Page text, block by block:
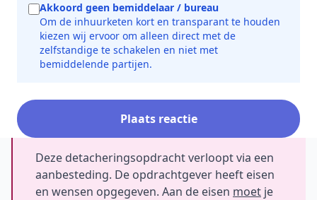
Akkoord geen bemiddelaar / bureau
Om de inhuurketen kort en transparant te houden
kiezen wij ervoor om alleen direct met de
zelfstandige te schakelen en niet met
bemiddelende partijen.
Plaats reactie
Deze detacheringsopdracht verloopt via een
aanbesteding. De opdrachtgever heeft eisen
en wensen opgegeven. Aan de eisen moet je